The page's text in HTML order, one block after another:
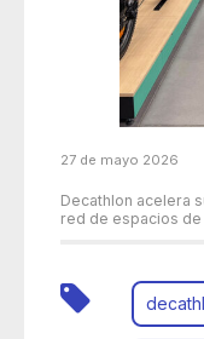
27 de mayo 2026
Decathlon acelera
red de espacios